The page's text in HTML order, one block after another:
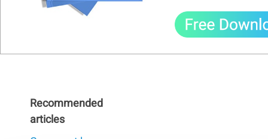
Recommended
articles